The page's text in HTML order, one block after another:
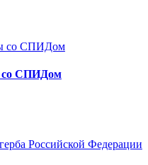
со СПИДом